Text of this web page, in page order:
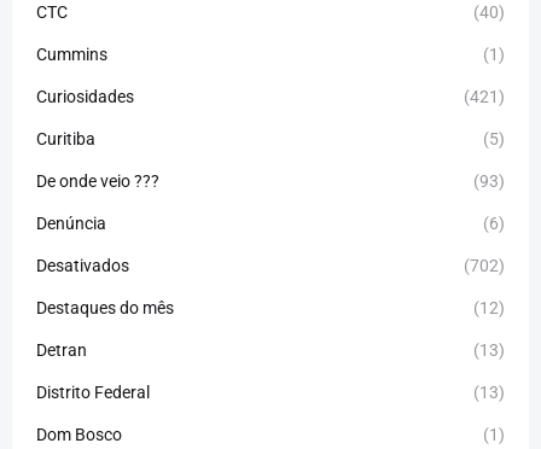
CTC (40)
Cummins (1)
Curiosidades (421)
Curitiba (5)
De onde veio ??? (93)
Denúncia (6)
Desativados (702)
Destaques do mês (12)
Detran (13)
Distrito Federal (13)
Dom Bosco (1)